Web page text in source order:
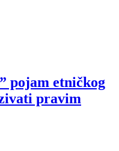
pojam etničkog
pravim